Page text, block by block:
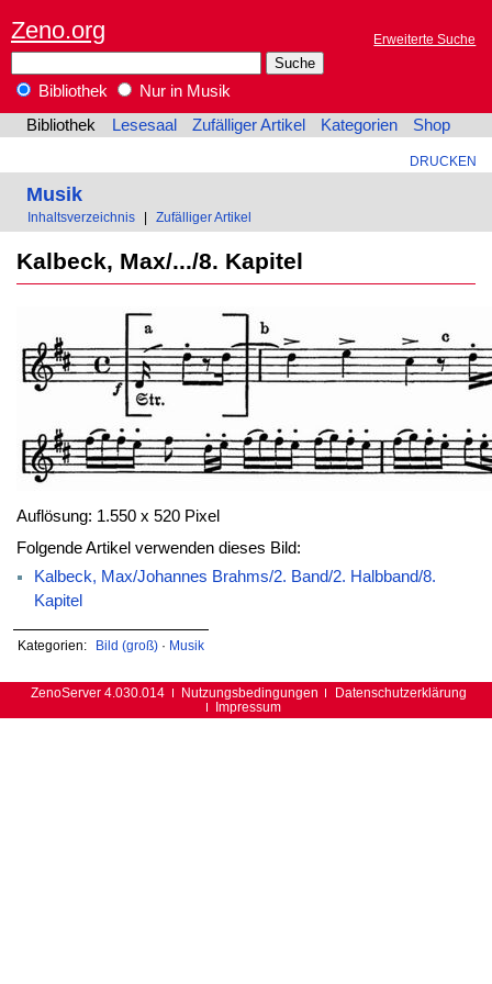
Zeno.org Erweiterte Suche
Bibliothek
Nur in Musik
Bibliothek
Lesesaal Zufälliger Artikel Kategorien Shop
DRUCKEN
Musik
Inhaltsverzeichnis Zufälliger Artikel
Kalbeck, Max/.../8. Kapitel
Auflösung: 1.550 x 520 Pixel
Folgende Artikel verwenden dieses Bild:
Kalbeck, Max/Johannes Brahms/2. Band/2. Halbband/8.
Kapitel
Kategorien: Bild (groß)· Musik
ZenoServer 4.030.014 Nutzungsbedingungen
Datenschutzerklärung
Impressum